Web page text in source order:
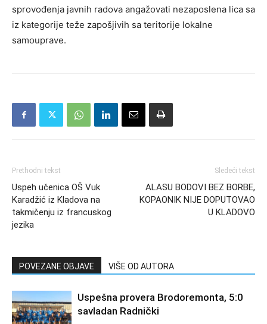
sprovođenja javnih radova angažovati nezaposlena lica sa
iz kategorije teže zapošjivih sa teritorije lokalne
samouprave.
Prethodni tekst
Uspeh učenica OŠ Vuk
Karadžić iz Kladova na
takmičenju iz francuskog
jezika
Sledeći tekst
ALASU BODOVI BEZ BORBE,
KOPAONIK NIJE DOPUTOVAO
U KLADOVO
POVEZANE OBJAVE VIŠE OD AUTORA
Uspešna provera Brodoremonta, 5:0
savladan Radnički